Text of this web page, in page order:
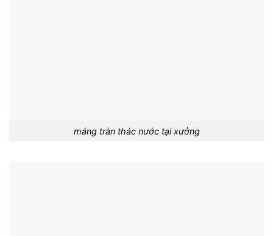
máng tràn thác nước tại xưởng